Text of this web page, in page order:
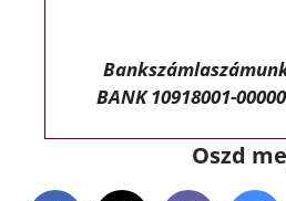
BANK 10918001-
Oszd